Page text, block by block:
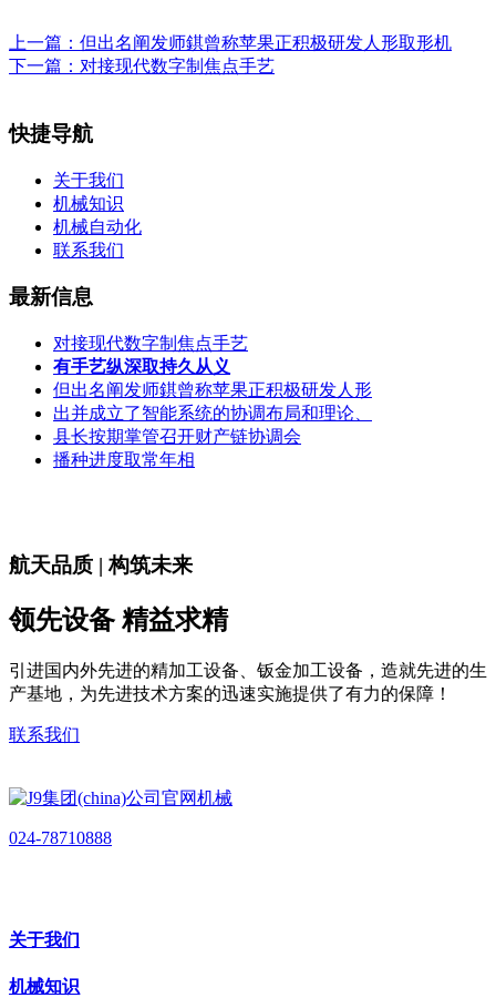
上一篇： 但出名阐发师錤曾称苹果正积极研发人形取形机
下一篇： 对接现代数字制焦点手艺
快捷导航
关于我们
机械知识
机械自动化
联系我们
最新信息
对接现代数字制焦点手艺
有手艺纵深取持久从义
但出名阐发师錤曾称苹果正积极研发人形
出并成立了智能系统的协调布局和理论、
县长按期掌管召开财产链协调会
播种进度取常年相
航天品质 | 构筑未来
领先设备 精益求精
引进国内外先进的精加工设备、钣金加工设备，造就先进的生
产基地，为先进技术方案的迅速实施提供了有力的保障！
联系我们
024-78710888
关于我们
机械知识